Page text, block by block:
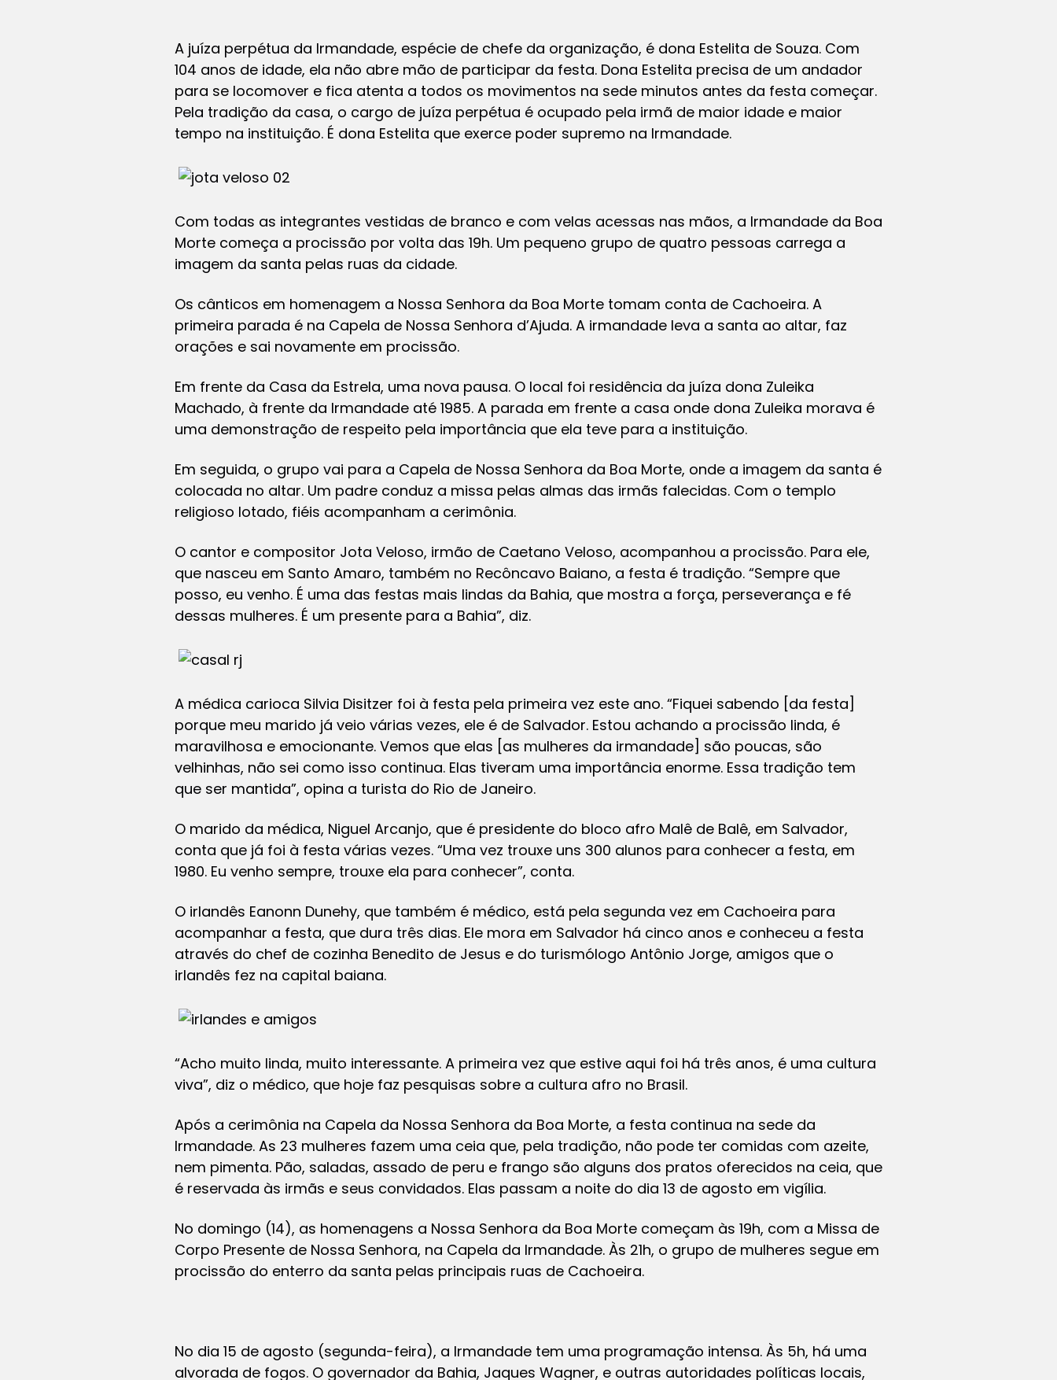
A juíza perpétua da Irmandade, espécie de chefe da organização, é dona Estelita de Souza. Com
104 anos de idade, ela não abre mão de participar da festa. Dona Estelita precisa de um andador
para se locomover e fica atenta a todos os movimentos na sede minutos antes da festa começar.
Pela tradição da casa, o cargo de juíza perpétua é ocupado pela irmã de maior idade e maior
tempo na instituição. É dona Estelita que exerce poder supremo na Irmandade.
Com todas as integrantes vestidas de branco e com velas acessas nas mãos, a Irmandade da Boa
Morte começa a procissão por volta das 19h. Um pequeno grupo de quatro pessoas carrega a
imagem da santa pelas ruas da cidade.
Os cânticos em homenagem a Nossa Senhora da Boa Morte tomam conta de Cachoeira. A
primeira parada é na Capela de Nossa Senhora d’Ajuda. A irmandade leva a santa ao altar, faz
orações e sai novamente em procissão.
Em frente da Casa da Estrela, uma nova pausa. O local foi residência da juíza dona Zuleika
Machado, à frente da Irmandade até 1985. A parada em frente a casa onde dona Zuleika morava é
uma demonstração de respeito pela importância que ela teve para a instituição.
Em seguida, o grupo vai para a Capela de Nossa Senhora da Boa Morte, onde a imagem da santa é
colocada no altar. Um padre conduz a missa pelas almas das irmãs falecidas. Com o templo
religioso lotado, fiéis acompanham a cerimônia.
O cantor e compositor Jota Veloso, irmão de Caetano Veloso, acompanhou a procissão. Para ele,
que nasceu em Santo Amaro, também no Recôncavo Baiano, a festa é tradição. “Sempre que
posso, eu venho. É uma das festas mais lindas da Bahia, que mostra a força, perseverança e fé
dessas mulheres. É um presente para a Bahia”, diz.
A médica carioca Silvia Disitzer foi à festa pela primeira vez este ano. “Fiquei sabendo [da festa]
porque meu marido já veio várias vezes, ele é de Salvador. Estou achando a procissão linda, é
maravilhosa e emocionante. Vemos que elas [as mulheres da irmandade] são poucas, são
velhinhas, não sei como isso continua. Elas tiveram uma importância enorme. Essa tradição tem
que ser mantida”, opina a turista do Rio de Janeiro.
O marido da médica, Niguel Arcanjo, que é presidente do bloco afro Malê de Balê, em Salvador,
conta que já foi à festa várias vezes. “Uma vez trouxe uns 300 alunos para conhecer a festa, em
1980. Eu venho sempre, trouxe ela para conhecer”, conta.
O irlandês Eanonn Dunehy, que também é médico, está pela segunda vez em Cachoeira para
acompanhar a festa, que dura três dias. Ele mora em Salvador há cinco anos e conheceu a festa
através do chef de cozinha Benedito de Jesus e do turismólogo Antônio Jorge, amigos que o
irlandês fez na capital baiana.
“Acho muito linda, muito interessante. A primeira vez que estive aqui foi há três anos, é uma cultura
viva”, diz o médico, que hoje faz pesquisas sobre a cultura afro no Brasil.
Após a cerimônia na Capela da Nossa Senhora da Boa Morte, a festa continua na sede da
Irmandade. As 23 mulheres fazem uma ceia que, pela tradição, não pode ter comidas com azeite,
nem pimenta. Pão, saladas, assado de peru e frango são alguns dos pratos oferecidos na ceia, que
é reservada às irmãs e seus convidados. Elas passam a noite do dia 13 de agosto em vigília.
No domingo (14), as homenagens a Nossa Senhora da Boa Morte começam às 19h, com a Missa de
Corpo Presente de Nossa Senhora, na Capela da Irmandade. Às 21h, o grupo de mulheres segue em
procissão do enterro da santa pelas principais ruas de Cachoeira.
No dia 15 de agosto (segunda-feira), a Irmandade tem uma programação intensa. Às 5h, há uma
alvorada de fogos. O governador da Bahia, Jaques Wagner, e outras autoridades políticas locais,